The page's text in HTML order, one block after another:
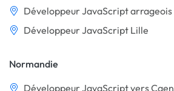
Développeur JavaScript arrageois
Développeur JavaScript Lille
Normandie
Développeur JavaScript vers Caen